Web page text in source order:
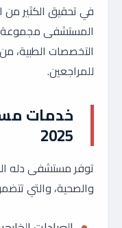
في تحقيق الكثير
المستشفى مجموعة
التخصصات الطبية،
للمراجعين.
خدمات
2025
توفر مستشفى دله
والصحية، والتي